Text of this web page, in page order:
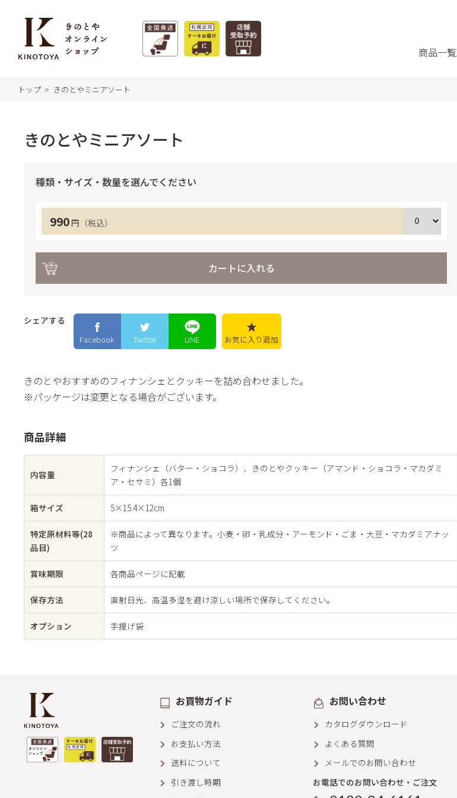
商品一覧
特集 - 季節のおすすめ
ズケーキ&北海道スイーツセット
特集一覧 >
ククッキー
ガレットブルトンヌ・ダ
バームクーヘン
ラ・フランス
ユートピアの平飼いたま
バームクーヘン
パウンドケーキ
トップ きのとやミニアソート
きのとやミニアソート
種類・サイズ・数量を選んでください
990円（税込）
カートに入れる
シェアする
Facebook Twitter LINE お気に入り追加
きのとやおすすめのフィナンシェとクッキーを詰め合わせました。
※パッケージは変更となる場合がございます。
商品詳細
内容量
フィナンシェ（バター・ショコラ）、きのとやクッキー（アマンド・ショコラ・マカダミ
ア・セサミ）各1個
箱サイズ 5×15.4×12cm
特定原材料等(28
品目)
※商品によって異なります。小麦・卵・乳成分・アーモンド・ごま・大豆・マカダミアナッ
ツ
賞味期限 各商品ページに記載
保存方法 直射日光、高温多湿を避け涼しい場所で保存してください。
オプション 手提げ袋
お買物ガイド
ご注文の流れ
お支払い方法
送料について
引き渡し時期
お問い合わせ
カタログダウンロード
よくある質問
メールでのお問い合わせ
お電話でのお問い合わせ・ご注文